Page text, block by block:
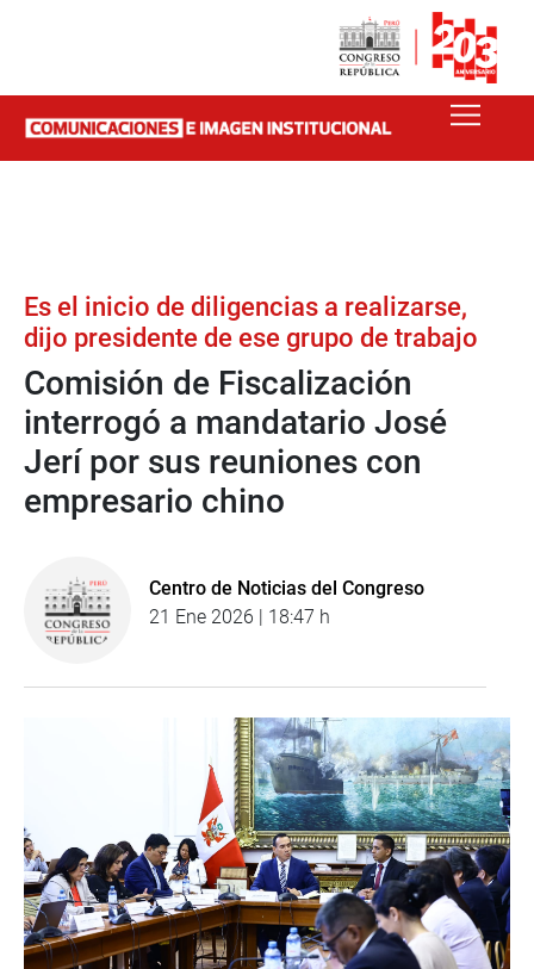
Es el inicio de diligencias a realizarse,
dijo presidente de ese grupo de trabajo
Comisión de Fiscalización
interrogó a mandatario José
Jerí por sus reuniones con
empresario chino
Centro de Noticias del Congreso
21 Ene 2026 | 18:47 h